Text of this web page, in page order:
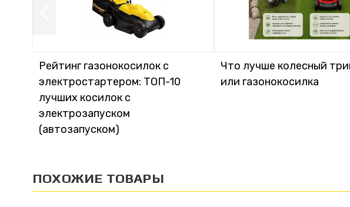
Рейтинг газонокосилок с
электростартером: ТОП-10
лучших косилок с
электрозапуском
(автозапуском)
Что лучше колесный
или газонокосилка
ПОХОЖИЕ ТОВАРЫ